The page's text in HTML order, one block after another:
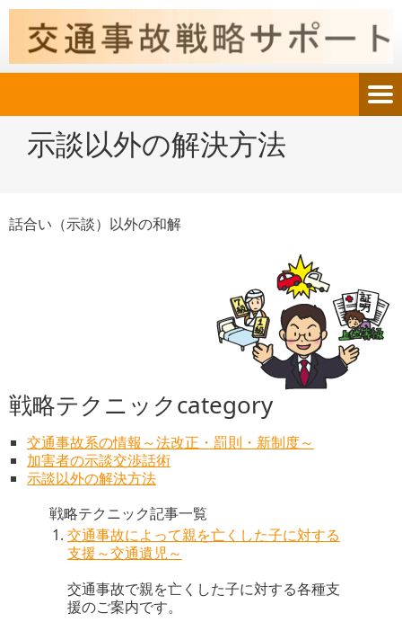
示談以外の解決方法
話合い（示談）以外の和解
戦略テクニックcategory
交通事故系の情報～法改正・罰則・新制度～
加害者の示談交渉話術
示談以外の解決方法
戦略テクニック記事一覧
交通事故によって親を亡くした子に対する
支援～交通遺児～
交通事故で親を亡くした子に対する各種支
援のご案内です。